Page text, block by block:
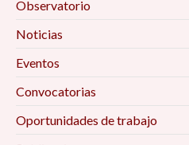
Observatorio
Noticias
Eventos
Convocatorias
Oportunidades de trabajo